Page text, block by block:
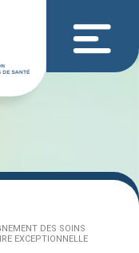
DES SOINS
EXCEPTIONNELLE